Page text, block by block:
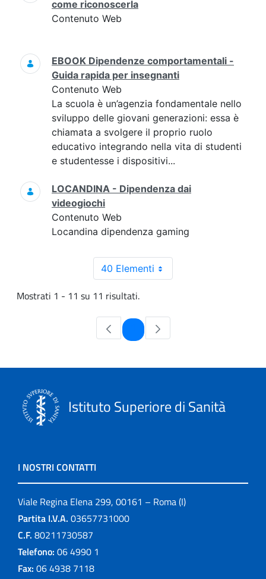
come riconoscerla
Contenuto Web
EBOOK Dipendenze comportamentali -
Guida rapida per insegnanti
Contenuto Web
La scuola è un’agenzia fondamentale nello
sviluppo delle giovani generazioni: essa è
chiamata a svolgere il proprio ruolo
educativo integrando nella vita di studenti
e studentesse i dispositivi...
LOCANDINA - Dipendenza dai
videogiochi
Contenuto Web
Locandina dipendenza gaming
40 Elementi
Mostrati 1 - 11 su 11 risultati.
Pagina
Istituto Superiore di Sanità
I NOSTRI CONTATTI
Viale Regina Elena 299, 00161 – Roma (I)
Partita I.V.A. 03657731000
C.F. 80211730587
Telefono: 06 4990 1
Fax: 06 4938 7118